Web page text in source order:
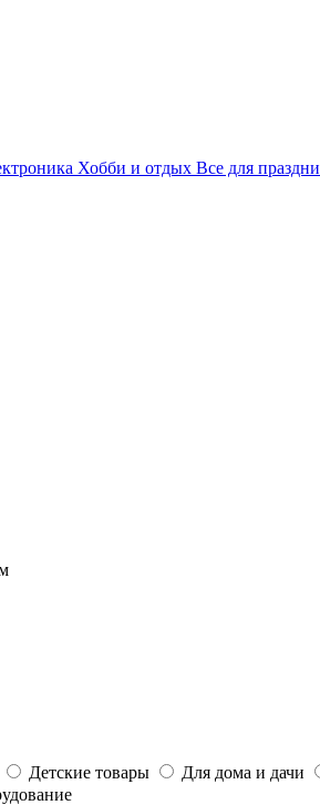
Хобби и отдых Все для
Детские товары Для дома и дачи